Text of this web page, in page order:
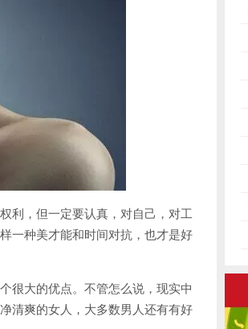
利，但一定要认真，对自己，对工
一种美才能和时间对抗，也才是好
很大的优点。不管怎么说，现实中
清爽的女人，大多数男人还有有好